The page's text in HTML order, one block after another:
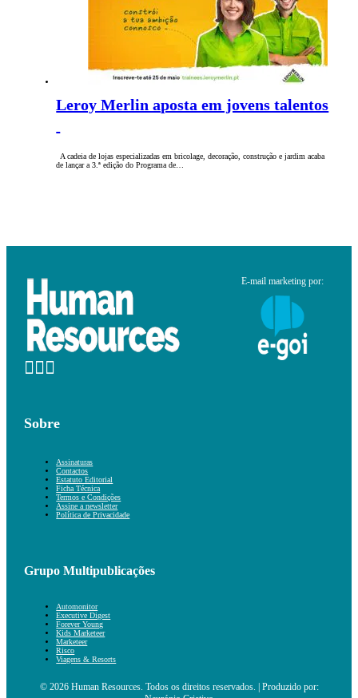
Leroy Merlin aposta em jovens talentos
A cadeia de lojas especializadas em bricolage, decoração, construção e jardim acaba
de lançar a 3.ª edição do Programa de…
E-mail marketing por:
Sobre
Assinaturas
Contactos
Estatuto Editorial
Ficha Técnica
Termos e Condições
Assine a newsletter
Política de Privacidade
Grupo Multipublicações
Automonitor
Executive Digest
Forever Young
Kids Marketeer
Marketeer
Risco
Viagens & Resorts
© 2026 Human Resources. Todos os direitos reservados. | Produzido por: